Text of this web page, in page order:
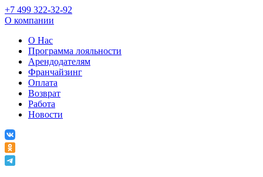
+7 499 322-32-92
О компании
О Нас
Программа лояльности
Арендодателям
Франчайзинг
Оплата
Возврат
Работа
Новости